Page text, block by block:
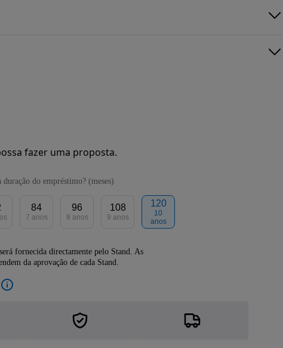
fazer uma proposta.
duração do empréstimo? (meses)
84
7 anos
96
8 anos
108
9 anos
120
10
anos
fornecida directamente pelo Stand. As
da aprovação de cada Stand.